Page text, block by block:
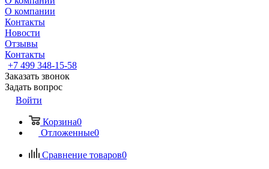
О компании
Контакты
Новости
Отзывы
Контакты
+7 499 348-15-58
Заказать звонок
Задать вопрос
Войти
Корзина0
Отложенные0
Сравнение товаров0